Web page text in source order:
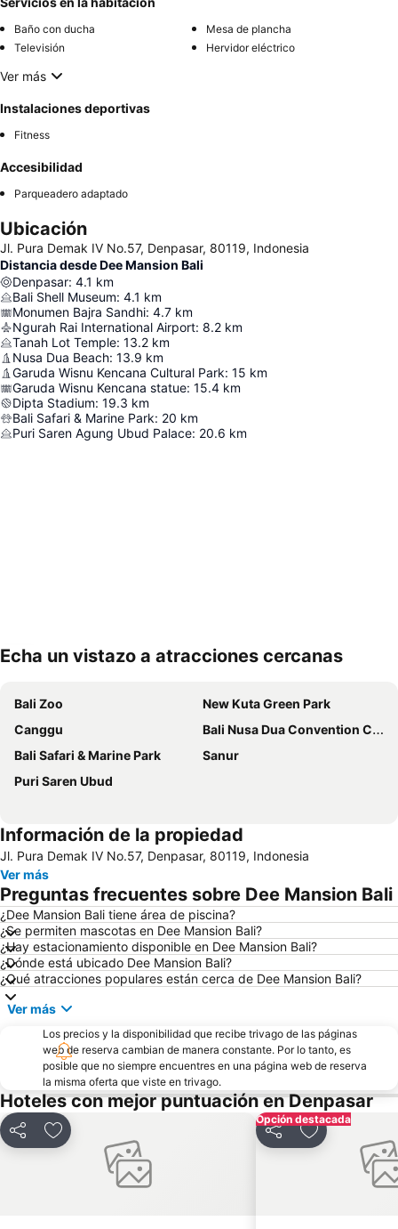
Baño con ducha
Mesa de plancha
Televisión
Hervidor eléctrico
Ver más
Instalaciones deportivas
Fitness
Accesibilidad
Parqueadero adaptado
Ubicación
Jl. Pura Demak IV No.57, Denpasar, 80119, Indonesia
Distancia desde Dee Mansion Bali
Denpasar: 4.1 km
Bali Shell Museum: 4.1 km
Monumen Bajra Sandhi: 4.7 km
Ngurah Rai International Airport: 8.2 km
Tanah Lot Temple: 13.2 km
Nusa Dua Beach: 13.9 km
Garuda Wisnu Kencana Cultural Park: 15 km
Garuda Wisnu Kencana statue: 15.4 km
Dipta Stadium: 19.3 km
Bali Safari & Marine Park: 20 km
Puri Saren Agung Ubud Palace: 20.6 km
Echa un vistazo a atracciones cercanas
Bali Zoo
New Kuta Green Park
Canggu
Bali Nusa Dua Convention Center
Bali Safari & Marine Park
Sanur
Puri Saren Ubud
Información de la propiedad
Jl. Pura Demak IV No.57, Denpasar, 80119, Indonesia
Ver más
Preguntas frecuentes sobre Dee Mansion Bali
¿Dee Mansion Bali tiene área de piscina?
¿Se permiten mascotas en Dee Mansion Bali?
¿Hay estacionamiento disponible en Dee Mansion Bali?
¿Dónde está ubicado Dee Mansion Bali?
¿Qué atracciones populares están cerca de Dee Mansion Bali?
Ver más
Los precios y la disponibilidad que recibe trivago de las páginas
web de reserva cambian de manera constante. Por lo tanto, es
posible que no siempre encuentres en una página web de reserva
la misma oferta que viste en trivago.
Hoteles con mejor puntuación en Denpasar
CompartirAgregar a favoritos
Opción destacada
CompartirAgregar a